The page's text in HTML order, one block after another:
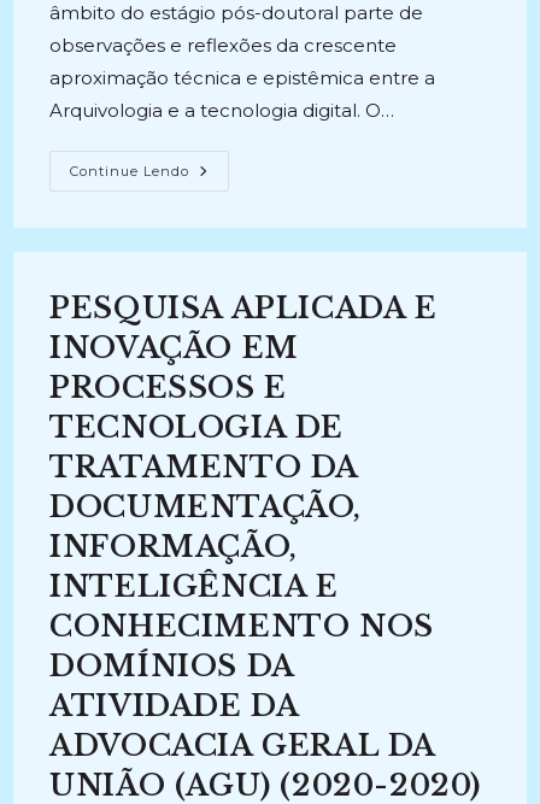
âmbito do estágio pós-doutoral parte de
observações e reflexões da crescente
aproximação técnica e epistêmica entre a
Arquivologia e a tecnologia digital. O…
Continue Lendo ARQUIVOLOGIA
E
BRASIL
ESPANHA:
Interfaces,
Mutações
E
Redescobrimentos
De
Disciplina
Científica
(2019-
2020)
PESQUISA APLICADA E
INOVAÇÃO EM
PROCESSOS E
TECNOLOGIA DE
TRATAMENTO DA
DOCUMENTAÇÃO,
INFORMAÇÃO,
INTELIGÊNCIA E
CONHECIMENTO NOS
DOMÍNIOS DA
ATIVIDADE DA
ADVOCACIA GERAL DA
UNIÃO (AGU) (2020-2020)